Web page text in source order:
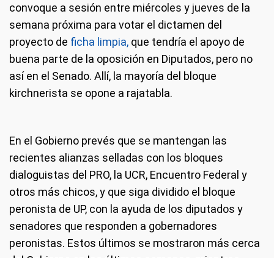
convoque a sesión entre miércoles y jueves de la
semana próxima para votar el dictamen del
proyecto de ficha limpia, que tendría el apoyo de
buena parte de la oposición en Diputados, pero no
así en el Senado. Allí, la mayoría del bloque
kirchnerista se opone a rajatabla.
En el Gobierno prevés que se mantengan las
recientes alianzas selladas con los bloques
dialoguistas del PRO, la UCR, Encuentro Federal y
otros más chicos, y que siga dividido el bloque
peronista de UP, con la ayuda de los diputados y
senadores que responden a gobernadores
peronistas. Estos últimos se mostraron más cerca